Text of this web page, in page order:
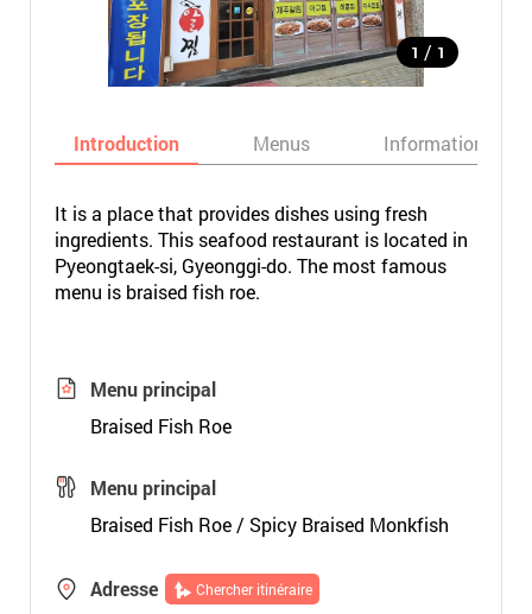
1 / 1
Introduction Menus Informations
It is a place that provides dishes using fresh
ingredients. This seafood restaurant is located in
Pyeongtaek-si, Gyeonggi-do. The most famous
menu is braised fish roe.
Menu principal
Braised Fish Roe
Menu principal
Braised Fish Roe / Spicy Braised Monkfish
Adresse Chercher itinéraire